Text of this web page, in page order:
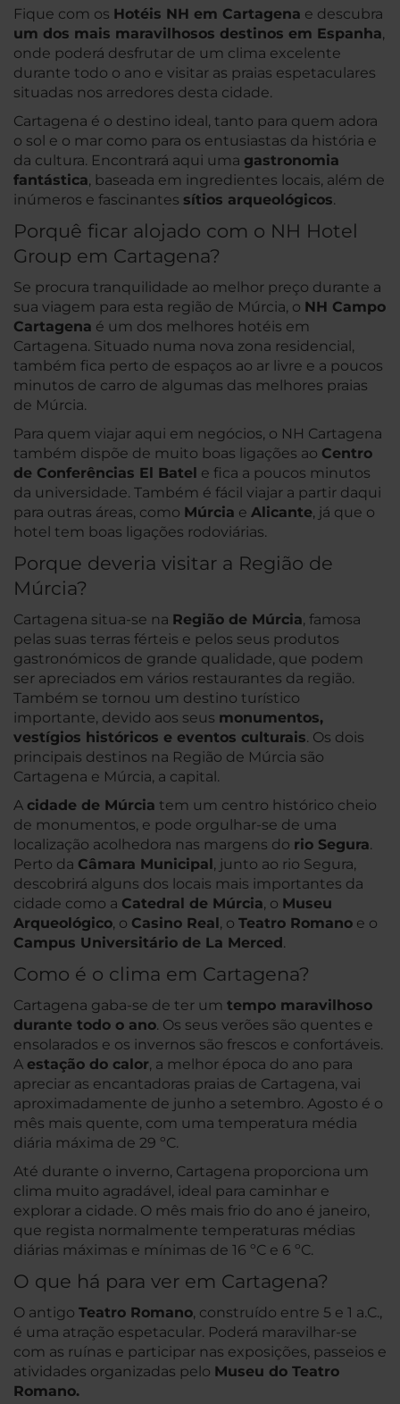
Fique com os Hotéis NH em Cartagena e descubra
um dos mais maravilhosos destinos em Espanha,
onde poderá desfrutar de um clima excelente
durante todo o ano e visitar as praias espetaculares
situadas nos arredores desta cidade.
Cartagena é o destino ideal, tanto para quem adora
o sol e o mar como para os entusiastas da história e
da cultura. Encontrará aqui uma gastronomia
fantástica, baseada em ingredientes locais, além de
inúmeros e fascinantes sítios arqueológicos.
Porquê ficar alojado com o NH Hotel
Group em Cartagena?
Se procura tranquilidade ao melhor preço durante a
sua viagem para esta região de Múrcia, o NH Campo
Cartagena é um dos melhores hotéis em
Cartagena. Situado numa nova zona residencial,
também fica perto de espaços ao ar livre e a poucos
minutos de carro de algumas das melhores praias
de Múrcia.
Para quem viajar aqui em negócios, o NH Cartagena
também dispõe de muito boas ligações ao Centro
de Conferências El Batel e fica a poucos minutos
da universidade. Também é fácil viajar a partir daqui
para outras áreas, como Múrcia e Alicante, já que o
hotel tem boas ligações rodoviárias.
Porque deveria visitar a Região de
Múrcia?
Cartagena situa-se na Região de Múrcia, famosa
pelas suas terras férteis e pelos seus produtos
gastronómicos de grande qualidade, que podem
ser apreciados em vários restaurantes da região.
Também se tornou um destino turístico
importante, devido aos seus monumentos,
vestígios históricos e eventos culturais. Os dois
principais destinos na Região de Múrcia são
Cartagena e Múrcia, a capital.
A cidade de Múrcia tem um centro histórico cheio
de monumentos, e pode orgulhar-se de uma
localização acolhedora nas margens do rio Segura.
Perto da Câmara Municipal , junto ao rio Segura,
descobrirá alguns dos locais mais importantes da
cidade como a Catedral de Múrcia, o Museu
Arqueológico, o Casino Real , o Teatro Romano e o
Campus Universitário de La Merced .
Como é o clima em Cartagena?
Cartagena gaba-se de ter um tempo maravilhoso
durante todo o ano. Os seus verões são quentes e
ensolarados e os invernos são frescos e confortáveis.
A estação do calor, a melhor época do ano para
apreciar as encantadoras praias de Cartagena, vai
aproximadamente de junho a setembro. Agosto é o
mês mais quente, com uma temperatura média
diária máxima de 29 ºC.
Até durante o inverno, Cartagena proporciona um
clima muito agradável, ideal para caminhar e
explorar a cidade. O mês mais frio do ano é janeiro,
que regista normalmente temperaturas médias
diárias máximas e mínimas de 16 ºC e 6 ºC.
O que há para ver em Cartagena?
O antigo Teatro Romano, construído entre 5 e 1 a.C.,
é uma atração espetacular. Poderá maravilhar-se
com as ruínas e participar nas exposições, passeios e
atividades organizadas pelo Museu do Teatro
Romano.